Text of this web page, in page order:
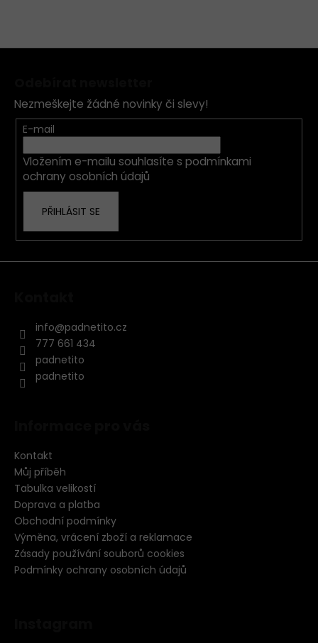
Nezmeškejte žádné novinky či slevy!
E-mail
Vložením e-mailu souhlasíte s podmínkami
ochrany osobních údajů
PŘIHLÁSIT SE
info@padnetito.cz
777 661 434
padnetito
padnetito
Kontakt
Můj příběh
Tabulka velikostí
Doprava a platba
Obchodní podmínky
Výměna, vrácení zboží a reklamace
Zásady používání souborů cookies
Podmínky ochrany osobních údajů